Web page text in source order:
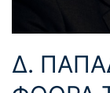
Δ.